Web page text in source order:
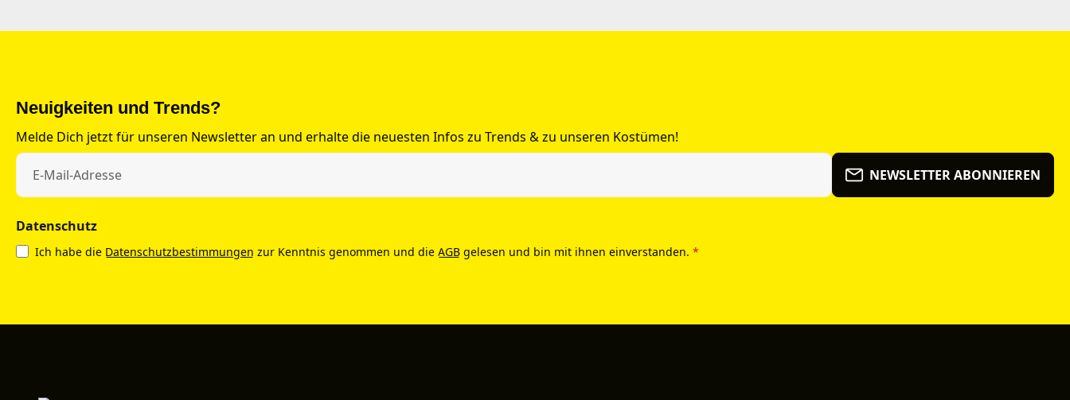
Neuigkeiten und Trends?
Melde Dich jetzt für unseren Newsletter an und erhalte die neuesten Infos zu Trends & zu unseren Kostümen!
NEWSLETTER ABONNIEREN
Datenschutz
Ich habe die Datenschutzbestimmungen zur Kenntnis genommen und die AGB gelesen und bin mit ihnen einverstanden. *